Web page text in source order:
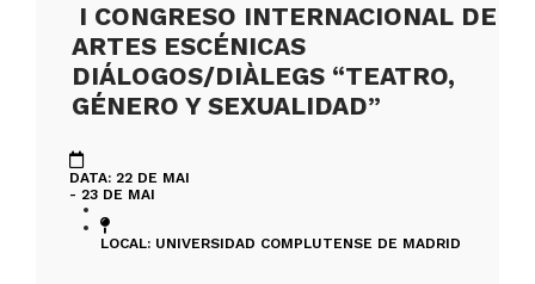
I CONGRESO INTERNACIONAL DE
ARTES ESCÉNICAS
DIÁLOGOS/DIÀLEGS “TEATRO,
GÉNERO Y SEXUALIDAD”
DATA: 22 DE MAI
- 23 DE MAI
LOCAL: UNIVERSIDAD COMPLUTENSE DE MADRID